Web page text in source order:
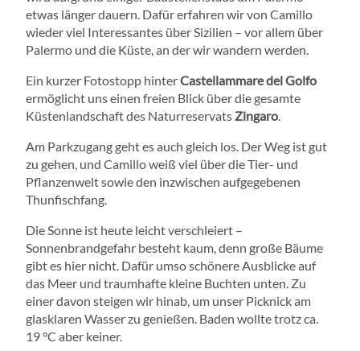
etwas länger dauern. Dafür erfahren wir von Camillo
wieder viel Interessantes über Sizilien – vor allem über
Palermo und die Küste, an der wir wandern werden.
Ein kurzer Fotostopp hinterCastellammare del Golfo
ermöglicht uns einen freien Blick über die gesamte
Küstenlandschaft des Naturreservats Zingaro.
Am Parkzugang geht es auch gleich los. Der Weg ist gut
zu gehen, und Camillo weiß viel über die Tier- und
Pflanzenwelt sowie den inzwischen aufgegebenen
Thunfischfang.
Die Sonne ist heute leicht verschleiert –
Sonnenbrandgefahr besteht kaum, denn große Bäume
gibt es hier nicht. Dafür umso schönere Ausblicke auf
das Meer und traumhafte kleine Buchten unten. Zu
einer davon steigen wir hinab, um unser Picknick am
glasklaren Wasser zu genießen. Baden wollte trotz ca.
19 °C aber keiner.